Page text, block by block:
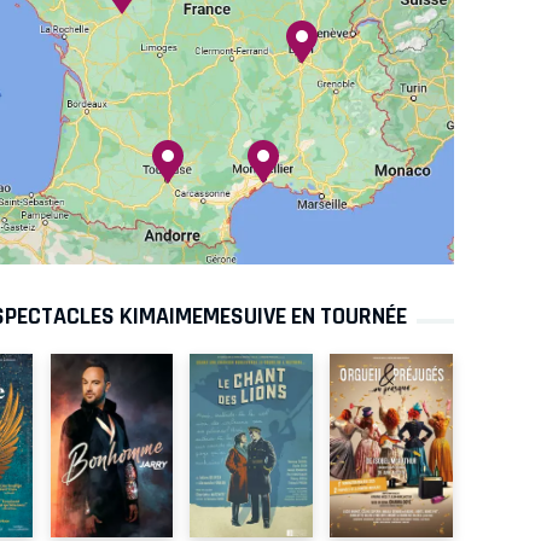
KIMAIMEMESUIVE EN TOURNÉE